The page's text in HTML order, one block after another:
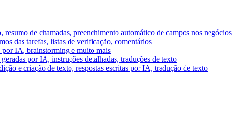
resumo de chamadas, preenchimento automático de campos nos negócios
das tarefas, listas de verificação, comentários
por IA, brainstorming e muito mais
por IA, instruções detalhadas, traduções de texto
e criação de texto, respostas escritas por IA, tradução de texto